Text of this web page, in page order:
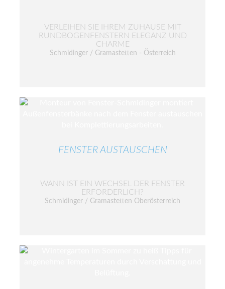
VERLEIHEN SIE IHREM ZUHAUSE MIT
RUNDBOGENFENSTERN ELEGANZ UND
CHARME
Schmidinger / Gramastetten - Österreich
FENSTER AUSTAUSCHEN
WANN IST EIN WECHSEL DER FENSTER
ERFORDERLICH?
Schmidinger / Gramastetten Oberösterreich